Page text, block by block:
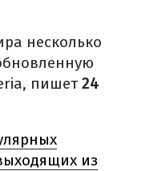
несколько
пишет24
из